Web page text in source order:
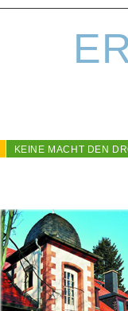
KEINE MACHT DEN